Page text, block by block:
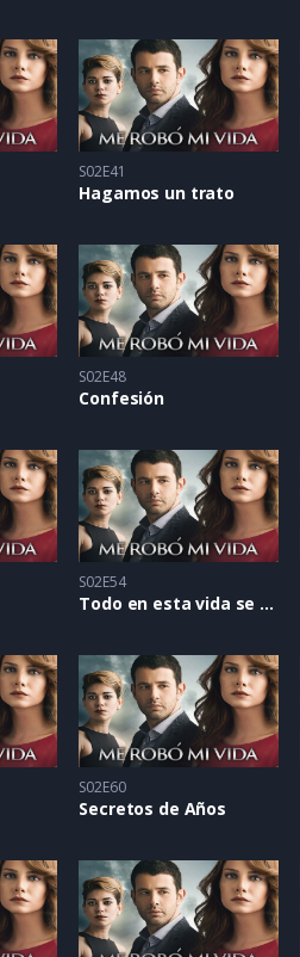
S02E41
Hagamos un trato
S02E48
Confesión
S02E54
Todo en esta vida se paga
S02E60
Secretos de Años